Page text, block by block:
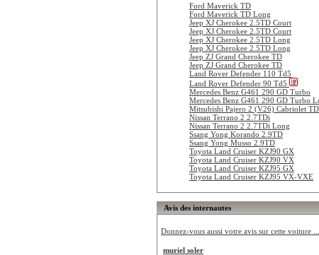
Ford Maverick TD
Ford Maverick TD Long
Jeep XJ Cherokee 2.5TD Court
Jeep XJ Cherokee 2.5TD Court
Jeep XJ Cherokee 2.5TD Long
Jeep XJ Cherokee 2.5TD Long
Jeep ZJ Grand Cherokee TD
Jeep ZJ Grand Cherokee TD
Land Rover Defender 110 Td5
Land Rover Defender 90 Td5
Mercedes Benz G461 290 GD Turbo
Mercedes Benz G461 290 GD Turbo
Mitsubishi Pajero 2 (V26) Cabriolet
Nissan Terrano 2 2.7TDi
Nissan Terrano 2 2.7TDi Long
Ssang Yong Korando 2.9TD
Ssang Yong Musso 2.9TD
Toyota Land Cruiser KZJ90 GX
Toyota Land Cruiser KZJ90 VX
Toyota Land Cruiser KZJ95 GX
Toyota Land Cruiser KZJ95 VX-VXE
Avis des internautes
Donnez-vous aussi votre avis sur cette voiture ...
muriel soler